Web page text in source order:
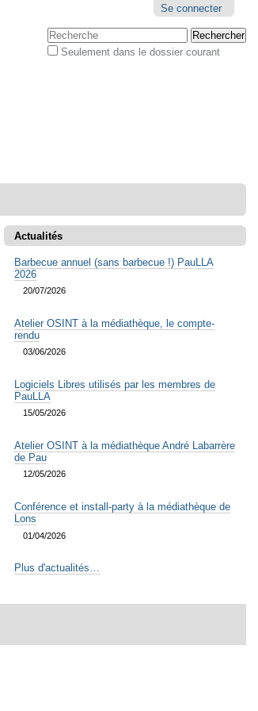
personnels
Se connecter
Chercher par
Seulement dans le dossier courant
Actualités
Barbecue annuel (sans barbecue !) PauLLA
2026
20/07/2026
Atelier OSINT à la médiathèque, le compte-
rendu
03/06/2026
Logiciels Libres utilisés par les membres de
PauLLA
15/05/2026
Atelier OSINT à la médiathèque André Labarrère
de Pau
12/05/2026
Conférence et install-party à la médiathèque de
Lons
01/04/2026
Plus d'actualités…